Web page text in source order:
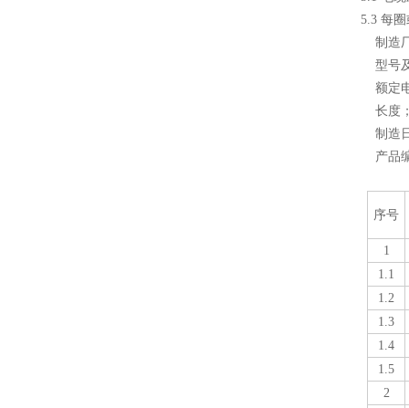
5.3 每
制造
型号
额定
长度
制造
产品
序号
1
1.1
1.2
1.3
1.4
1.5
2